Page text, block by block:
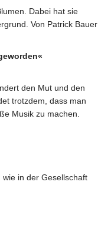
Dabei hat sie
Von Patrick Bauer
den Mut und den
trotzdem, dass man
Musik zu machen.
in der Gesellschaft